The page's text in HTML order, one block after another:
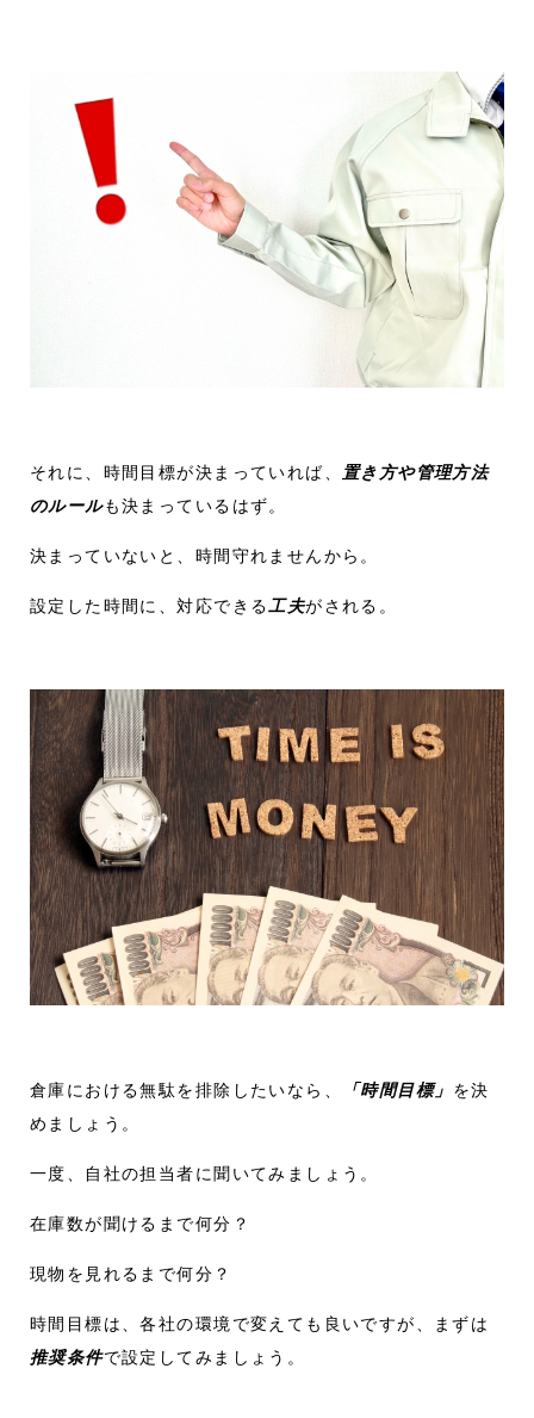
それに、時間目標が決まっていれば、
置き方や管理方法
のルールも決まっているはず。
決まっていないと、時間守れませんから。
設定した時間に、対応できる工夫がされる。
倉庫における無駄を排除したいなら、 「時間目標」 を決
めましょう。
一度、自社の担当者に聞いてみましょう。
在庫数が聞けるまで何分？
現物を見れるまで何分？
時間目標は、各社の環境で変えても良いですが、まずは
推奨条件で設定してみましょう。